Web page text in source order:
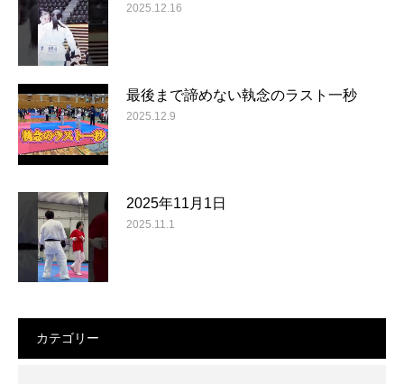
2025.12.16
最後まで諦めない執念のラスト一秒
2025.12.9
2025年11月1日
2025.11.1
カテゴリー